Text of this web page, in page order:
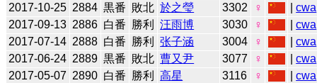
2017-10-25 2884 黒番 敗北 於之瑩 3302 ♀ |cwa
2017-09-13 2886 白番 勝利 汪雨博 3030 ♀ |cwa
2017-07-14 2888 白番 勝利 张子涵 3004 ♀ |cwa
2017-06-24 2889 黒番 敗北 曹又尹 3077 ♀ |cwa
2017-05-07 2890 白番 勝利 高星 3116 ♀ |cwa